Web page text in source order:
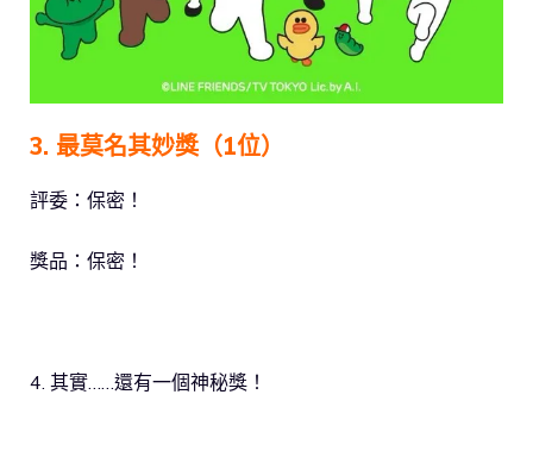
3. 最莫名其妙獎（1位）
評委：保密！
獎品：保密！
4. 其實……還有一個神秘獎！